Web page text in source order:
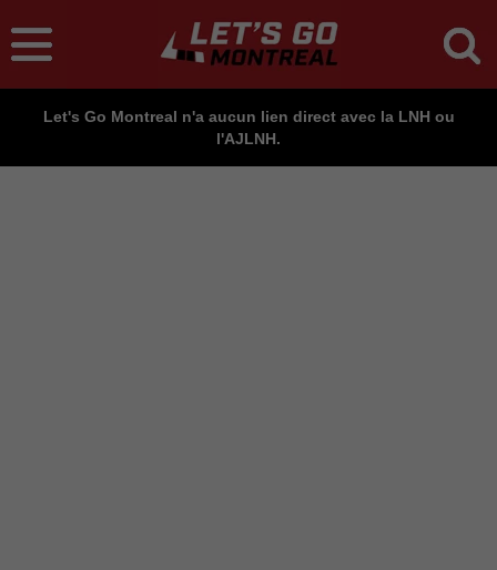
Let's Go Montreal n'a aucun lien direct avec la LNH ou
l'AJLNH.